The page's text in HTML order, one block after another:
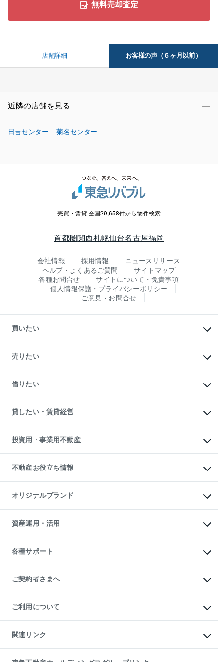
無料売却査定
店舗詳細 お客様の声（６ヶ月以前）
近隣の店舗を見る
日吉センター 菊名センター
売買・賃貸 全国29,658件から物件検索
首都圏関西札幌仙台名古屋福岡
会社情報 採用情報
ニュースリリース
ヘルプ・よくあるご質問
サイトマップ
各種お問合せ
サイトについて・免責事項
個人情報保護・プライバシーポリシー
ご意見・お問合せ
買いたい
新築・分譲マンションの購入
中古マンションの購入
一戸建ての購入
中古一戸建ての購入
不動産購入の流れ
注目キーワード物件特集
購入ガイド
English 繁体中文簡体中文
売りたい
一戸建ての売却・査定
土地の売却・査定
スピードAI査定
不動産査定について
不動産売却の流れ
不動産買換えの流れ
売却ガイド
借りたい
オフィス・店舗の賃貸
借りるときの流れ
借りるガイド
貸したい・賃貸経営
マンション賃料データ
賃貸管理プラン
リロケーションについて
貸すガイド
投資用・事業用不動産
事業用不動産
マンション投資
投資用マンション
アパート経営
収益物件
ビル購入（ビル一棟）
投資用不動産の売却査定
事業用不動産の売却査定
不動産お役立ち情報
マンションライブラリー
人気マンションランキング
暮らしに役立つ不動産メディア
不動産相場・不動産価格情報
不動産コラム・ニュース
不動産用語集
不動産なんでもネット相談室
住まいの税金
オリジナルブランド
一棟リノベーションマンション
L`GENTE（ルジェンテ）
区分リノベーションマンション
投資用一棟レジデンスWELL
不動産小口投資
LEGACIA（レガシア）
資産運用・活用
不動産M&A
アセットマネジメント・出資
各種サポート
相続サポート
リフォームサポート
ご契約者さまへ
ご紹介・再契約特典
入居者様専用-各種ご案内（賃貸）
東急こすもす会「こすもすWeb」
ご利用について
金融商品取引について
東急リバブル ソーシャルメディアポリシー
ご意見・お問い合わせ（金融商品取引専用の相談・お問い合わせ窓口）
関連リンク
これからご結婚される方に東急百貨店のブライダルクラブ